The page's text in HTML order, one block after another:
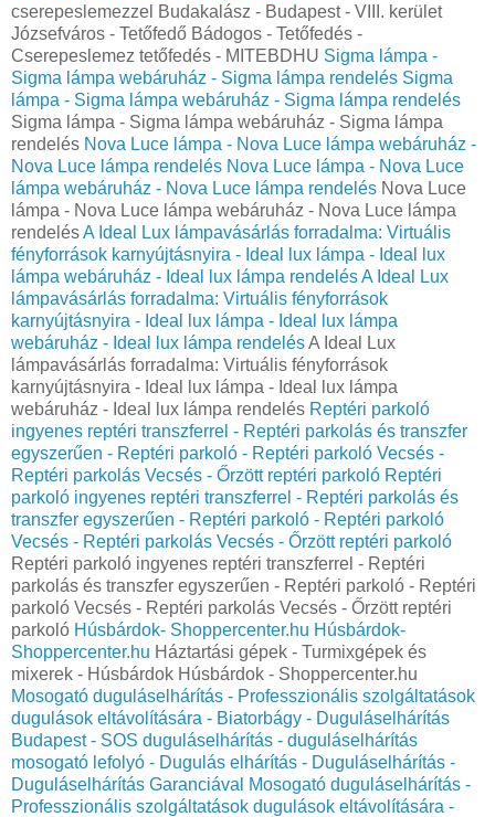
cserepeslemezzel Budakalász - Budapest - VIII. kerület
Józsefváros - Tetőfedő Bádogos - Tetőfedés -
Cserepeslemez tetőfedés - MITEBDHU Sigma lámpa -
Sigma lámpa webáruház - Sigma lámpa rendelés Sigma
lámpa - Sigma lámpa webáruház - Sigma lámpa rendelés
Sigma lámpa - Sigma lámpa webáruház - Sigma lámpa
rendelés Nova Luce lámpa - Nova Luce lámpa webáruház -
Nova Luce lámpa rendelés Nova Luce lámpa - Nova Luce
lámpa webáruház - Nova Luce lámpa rendelés Nova Luce
lámpa - Nova Luce lámpa webáruház - Nova Luce lámpa
rendelésA Ideal Lux lámpavásárlás forradalma: Virtuális
fényforrások karnyújtásnyira - Ideal lux lámpa - Ideal lux
lámpa webáruház - Ideal lux lámpa rendelésA Ideal Lux
lámpavásárlás forradalma: Virtuális fényforrások
karnyújtásnyira - Ideal lux lámpa - Ideal lux lámpa
webáruház - Ideal lux lámpa rendelésA Ideal Lux
lámpavásárlás forradalma: Virtuális fényforrások
karnyújtásnyira - Ideal lux lámpa - Ideal lux lámpa
webáruház - Ideal lux lámpa rendelés Reptéri parkoló
ingyenes reptéri transzferrel - Reptéri parkolás és transzfer
egyszerűen - Reptéri parkoló - Reptéri parkoló Vecsés -
Reptéri parkolás Vecsés - Őrzött reptéri parkoló Reptéri
parkoló ingyenes reptéri transzferrel - Reptéri parkolás és
transzfer egyszerűen - Reptéri parkoló - Reptéri parkoló
Vecsés - Reptéri parkolás Vecsés - Őrzött reptéri parkoló
Reptéri parkoló ingyenes reptéri transzferrel - Reptéri
parkolás és transzfer egyszerűen - Reptéri parkoló - Reptéri
parkoló Vecsés - Reptéri parkolás Vecsés - Őrzött reptéri
parkoló Húsbárdok- Shoppercenter.hu Húsbárdok-
Shoppercenter.hu Háztartási gépek - Turmixgépek és
mixerek - Húsbárdok Húsbárdok - Shoppercenter.hu
Mosogató duguláselhárítás - Professzionális szolgáltatások
dugulások eltávolítására - Biatorbágy - Duguláselhárítás
Budapest - SOS duguláselhárítás - duguláselhárítás
mosogató lefolyó - Dugulás elhárítás - Duguláselhárítás -
Duguláselhárítás Garanciával
Mosogató duguláselhárítás -
Professzionális szolgáltatások dugulások eltávolítására -